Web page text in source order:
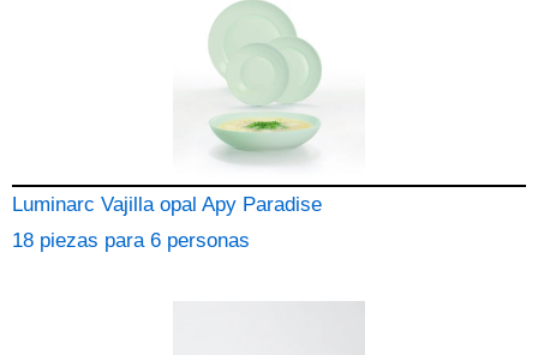
Luminarc Vajilla opal Apy Paradise
18 piezas para 6 personas